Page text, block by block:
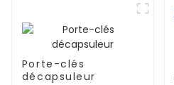
Porte-clés
décapsuleur